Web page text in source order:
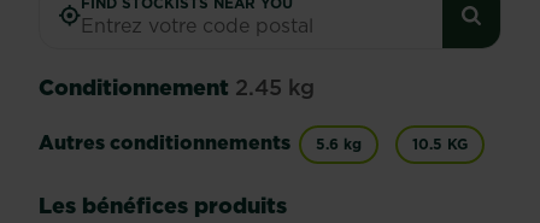
Conditionnement 2.45 kg
Autres conditionnements 5.6 kg 10.5 KG
Les bénéfices produits